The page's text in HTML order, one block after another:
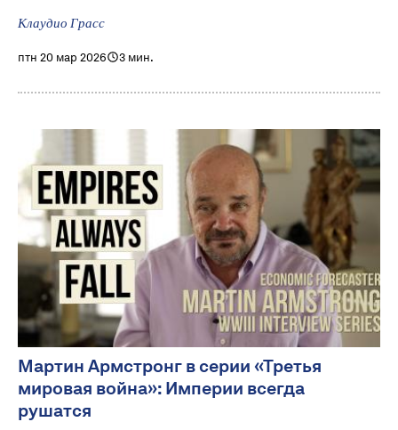
Клаудио Грасс
птн 20 мар 2026 3 мин.
Мартин Армстронг в серии «Третья
мировая война»: Империи всегда
рушатся